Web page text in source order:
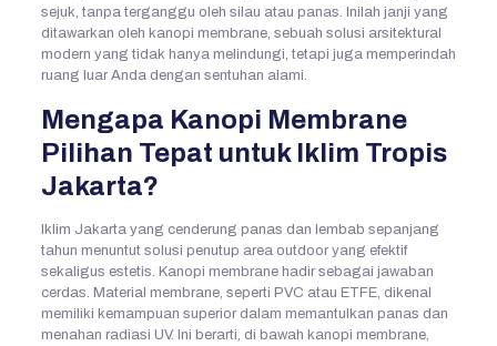
sejuk, tanpa terganggu oleh silau atau panas. Inilah janji yang
ditawarkan oleh kanopi membrane, sebuah solusi arsitektural
modern yang tidak hanya melindungi, tetapi juga memperindah
ruang luar Anda dengan sentuhan alami.
Mengapa Kanopi Membrane
Pilihan Tepat untuk Iklim Tropis
Jakarta?
Iklim Jakarta yang cenderung panas dan lembab sepanjang
tahun menuntut solusi penutup area outdoor yang efektif
sekaligus estetis. Kanopi membrane hadir sebagai jawaban
cerdas. Material membrane, seperti PVC atau ETFE, dikenal
memiliki kemampuan superior dalam memantulkan panas dan
menahan radiasi UV. Ini berarti, di bawah kanopi membrane,